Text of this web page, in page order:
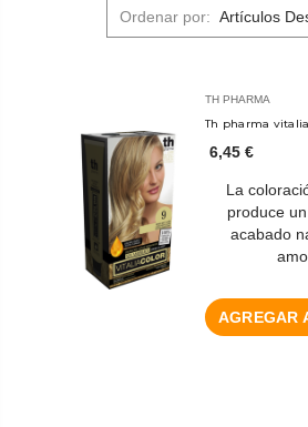
Ordenar por:
TH PHARMA
Th pharma
6,45 €
La
produce
acabado
AGREGAR